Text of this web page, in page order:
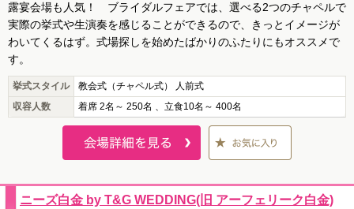
露宴会場も人気！ ブライダルフェアでは、選べる2つのチャペルで
実際の挙式や生演奏を感じることができるので、きっとイメージが
わいてくるはず。式場探しを始めたばかりのふたりにもオススメで
す。
挙式スタイル
教会式（チャペル式） 人前式
収容人数
着席 2名～ 250名 、立食10名～ 400名
ニーズ白金 by T&G WEDDING(旧 アーフェリーク白金)